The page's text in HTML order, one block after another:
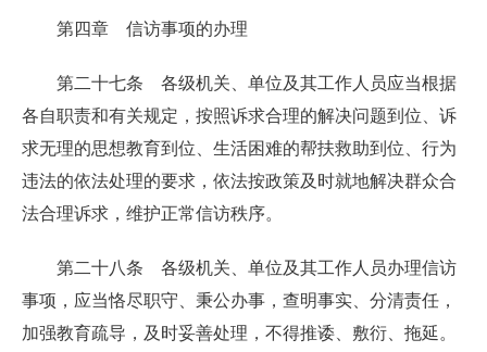
第四章 信访事项的办理
第二十七条 各级机关、单位及其工作人员应当根据
各自职责和有关规定，按照诉求合理的解决问题到位、诉
求无理的思想教育到位、生活困难的帮扶救助到位、行为
违法的依法处理的要求，依法按政策及时就地解决群众合
法合理诉求，维护正常信访秩序。
第二十八条 各级机关、单位及其工作人员办理信访
事项，应当恪尽职守、秉公办事，查明事实、分清责任，
加强教育疏导，及时妥善处理，不得推诿、敷衍、拖延。